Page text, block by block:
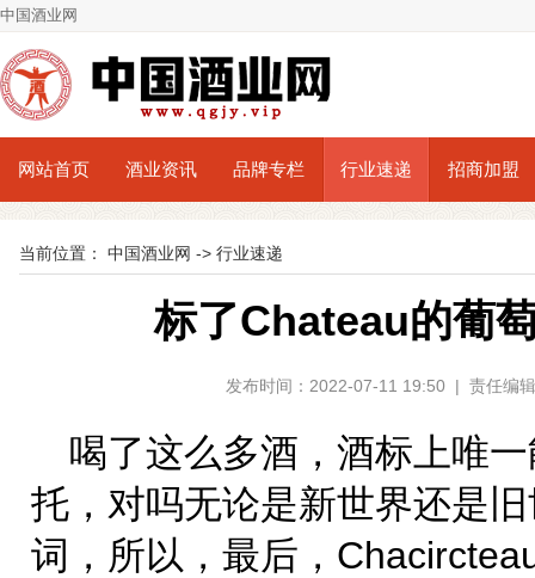
中国酒业网
网站首页 酒业资讯 品牌专栏 行业速递 招商加盟
当前位置： 中国酒业网 -> 行业速递
标了Chateau的葡
发布时间：2022-07-11 19:50 | 责任
喝了这么多酒，酒标上唯
托，对吗无论是新世界还是
词，所以，最后，